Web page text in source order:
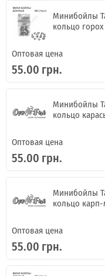
Минибойлы
кольцо горох
Оптовая цена
55.00 грн.
Минибойлы
кольцо
Оптовая цена
55.00 грн.
Минибойлы
кольцо
Оптовая цена
55.00 грн.